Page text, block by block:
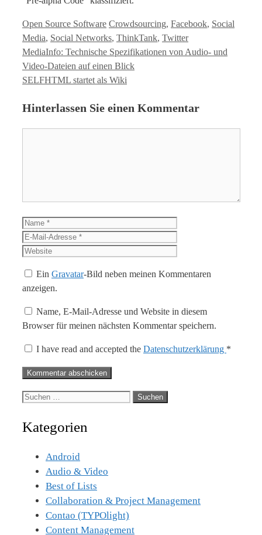
Kategorien
Open Source Software Tags
Crowdsourcing, Facebook, Social
Media, Social Networks, ThinkTank, Twitter
MediaInfo: Technische Spezifikationen von Audio- und
Video-Dateien auf einen Blick
SELFHTML startet als Wiki
Hinterlassen Sie einen Kommentar
Name
EinGravatar-Bild neben meinen Kommentaren
anzeigen.
Name, E-Mail-Adresse und Website in diesem
Browser für meinen nächsten Kommentar speichern.
I have read and accepted the Datenschutzerklärung *
Suche
Kategorien
Android
Audio & Video
Best of Lists
Collaboration & Project Management
Contao (TYPOlight)
Content Management